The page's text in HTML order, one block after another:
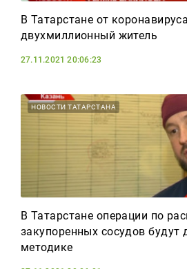
В Татарстане от
двухмиллионный житель
27.11.2021 20:06:23
НОВОСТИ ТАТАРСТАНА
В Татарстане операции по
закупоренных сосудов будут
методике